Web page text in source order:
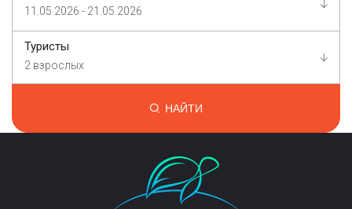
11.05.2026 - 21.05.2026
Туристы
2 взрослых
НАЙТИ